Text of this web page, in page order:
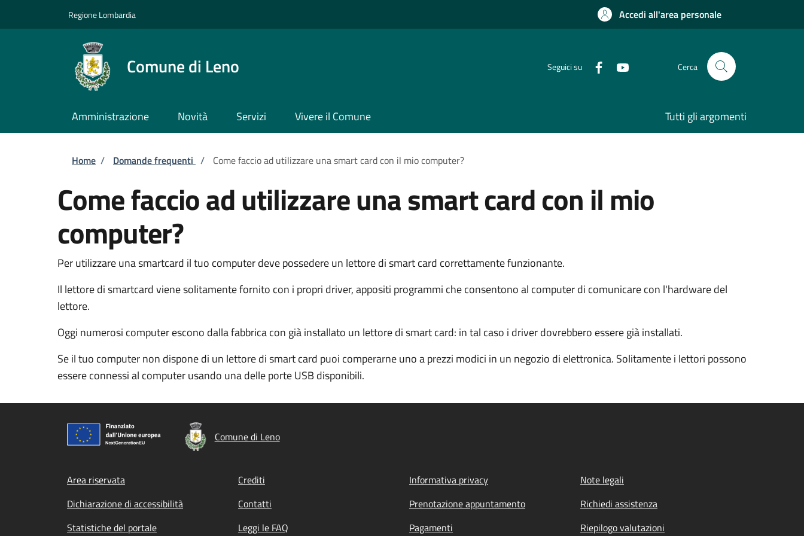
Regione Lombardia Accedi all'area personale
Comune di Leno Seguici su Cerca
Amministrazione Novità Servizi Vivere il Comune Tutti gli argomenti
Briciole di pane
Home / Domande frequenti / Come faccio ad utilizzare una smart card con il mio computer?
Come faccio ad utilizzare una smart card con il mio
computer?
Per utilizzare una smartcard il tuo computer deve possedere un lettore di smart card correttamente funzionante.
Il lettore di smartcard viene solitamente fornito con i propri driver, appositi programmi che consentono al computer di comunicare con l'hardware del
lettore.
Oggi numerosi computer escono dalla fabbrica con già installato un lettore di smart card: in tal caso i driver dovrebbero essere già installati.
Se il tuo computer non dispone di un lettore di smart card puoi comperarne uno a prezzi modici in un negozio di elettronica. Solitamente i lettori possono
essere connessi al computer usando una delle porte USB disponibili.
Comune di Leno
Footer menu
Area riservata Crediti Informativa privacy
Note legali
Dichiarazione di accessibilità
Contatti Prenotazione appuntamento
Richiedi assistenza
Statistiche del portale
Leggi le FAQ Pagamenti Riepilogo valutazioni